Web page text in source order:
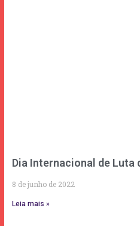
Dia Internacional de Luta
8 de junho de 2022
Leia mais »